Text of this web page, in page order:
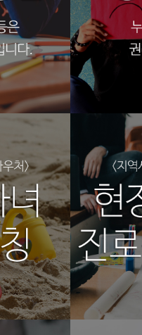
바우처프
광주심리상
집단프로
광주심리상